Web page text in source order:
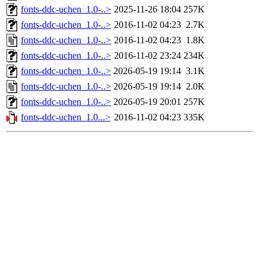
fonts-ddc-uchen_1.0-..> 2025-11-26 18:04 257K
fonts-ddc-uchen_1.0-..> 2016-11-02 04:23 2.7K
fonts-ddc-uchen_1.0-..> 2016-11-02 04:23 1.8K
fonts-ddc-uchen_1.0-..> 2016-11-02 23:24 234K
fonts-ddc-uchen_1.0-..> 2026-05-19 19:14 3.1K
fonts-ddc-uchen_1.0-..> 2026-05-19 19:14 2.0K
fonts-ddc-uchen_1.0-..> 2026-05-19 20:01 257K
fonts-ddc-uchen_1.0...> 2016-11-02 04:23 335K